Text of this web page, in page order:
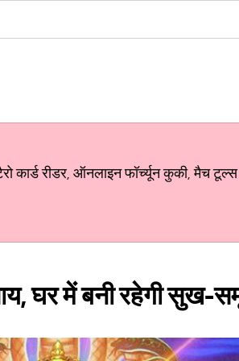
रीडर, ऑनलाइन फॉर्च्यून कुकी, मैच टूल्स
घर में बनी रहेगी सुख-